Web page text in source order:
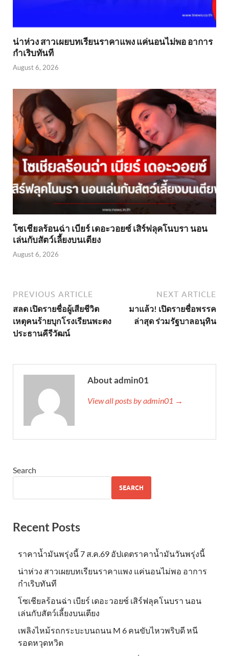
น่าห่วง สาวเผยบทเรียนราคาแพง แค่นอนไม่พอ อาการ
กำเริบทันที
August 6, 2026
โซเชียลร้อนฉ่า เบียร์ เดอะวอยซ์ เสิร์ฟลุคโนบรา นอน
เล่นกับสัตว์เลี้ยงบนเตียง
August 6, 2026
PREVIOUS ARTICLE
สลด เปิดรายชื่อผู้เสียชีวิต
เหตุคนร้ายบุกโรงเรียนพะตง
ประธานคีรีวัฒน์
NEXT ARTICLE
มาแล้ว! เปิดรายชื่อพรรค
ล่าสุด ร่วมรัฐบาลอนุทิน
About admin01
View all posts by admin01 →
Search
SEARCH
Recent Posts
ราคาน้ำมันพรุ่งนี้ 7 ส.ค.69 อัปเดตราคาน้ำมันวันพรุ่งนี้
น่าห่วง สาวเผยบทเรียนราคาแพง แค่นอนไม่พอ อาการ
กำเริบทันที
โซเชียลร้อนฉ่า เบียร์ เดอะวอยซ์ เสิร์ฟลุคโนบรา นอน
เล่นกับสัตว์เลี้ยงบนเตียง
เพลิงไหม้รถกระบะบนถนน M 6 คนขับไหวพริบดี หนี
รอดหวุดหวิด